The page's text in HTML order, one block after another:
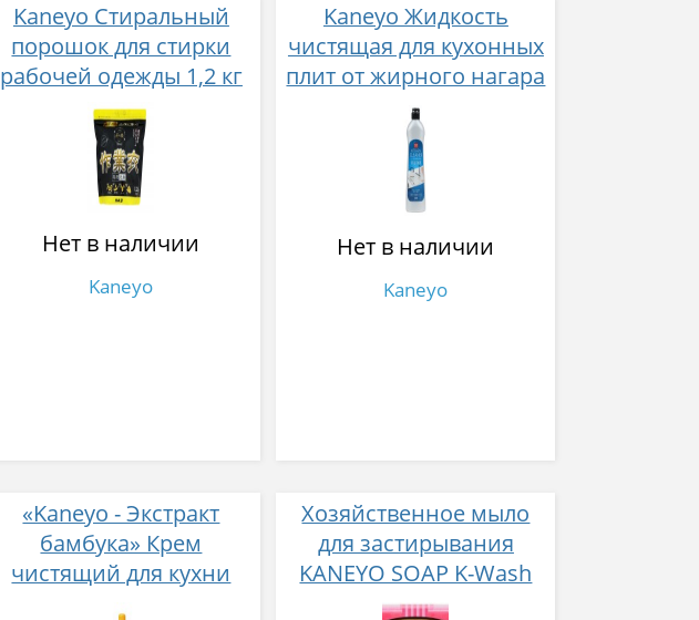
Kaneyo Стиральный
порошок для стирки
рабочей одежды 1,2 кг
Нет в наличии
Kaneyo
Kaneyo Жидкость
чистящая для кухонных
плит от жирного нагара
400 г
Нет в наличии
Kaneyo
«Kaneyo - Экстракт
бамбука» Крем
чистящий для кухни
Хозяйственное мыло
для застирывания
KANEYO SOAP K-Wash
Laundry Soap, с